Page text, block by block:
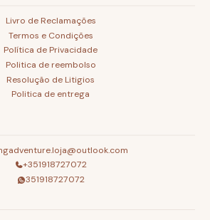
Livro de Reclamações
Termos e Condições
Política de Privacidade
Politica de reembolso
Resolução de Litigios
Politica de entrega
+351918727072
351918727072